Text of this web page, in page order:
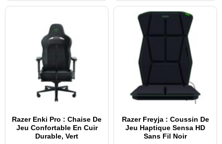
Razer Enki Pro : Chaise De
Jeu Confortable En Cuir
Durable, Vert
Razer Freyja : Coussin De
Jeu Haptique Sensa HD
Sans Fil Noir